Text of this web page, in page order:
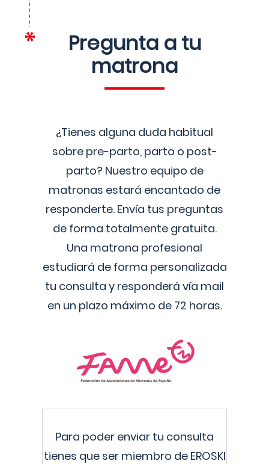
Pregunta a tu
matrona
¿Tienes alguna duda habitual
sobre pre-parto, parto o post-
parto? Nuestro equipo de
matronas estará encantado de
responderte. Envía tus preguntas
de forma totalmente gratuita.
Una matrona profesional
estudiará de forma personalizada
tu consulta y responderá vía mail
en un plazo máximo de 72 horas.
Para poder enviar tu consulta
tienes que ser miembro de EROSKI